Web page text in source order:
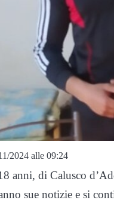
2024 alle 09:24
anni, di Calusco
sue notizie e si